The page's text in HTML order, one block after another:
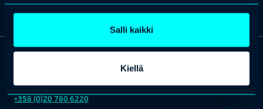
Salli kaikki
Kiellä
+358 (0)20 780 6220